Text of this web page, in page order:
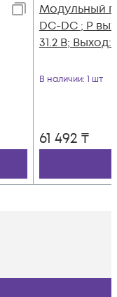
Модульный
DC-DC ; P
31.2 В;
В наличии: 1 шт
61 492 ₸